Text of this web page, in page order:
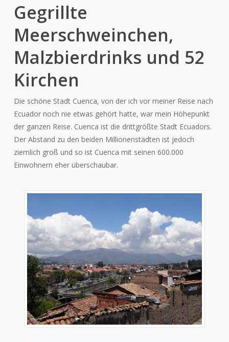
Gegrillte
Meerschweinchen,
Malzbierdrinks und 52
Kirchen
Die schöne Stadt Cuenca, von der ich vor meiner Reise nach
Ecuador noch nie etwas gehört hatte, war mein Höhepunkt
der ganzen Reise. Cuenca ist die drittgrößte Stadt Ecuadors.
Der Abstand zu den beiden Millionenstädten ist jedoch
ziemlich groß und so ist Cuenca mit seinen 600.000
Einwohnern eher überschaubar.